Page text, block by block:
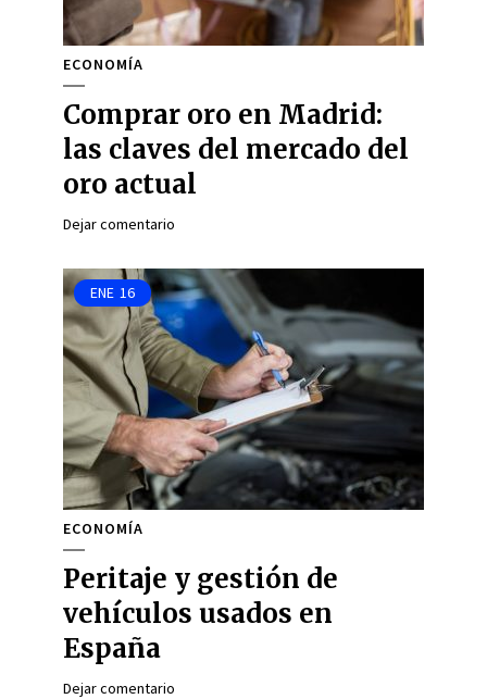
ECONOMÍA
Comprar oro en Madrid:
las claves del mercado del
oro actual
Dejar comentario
ENE 16
ECONOMÍA
Peritaje y gestión de
vehículos usados en
España
Dejar comentario